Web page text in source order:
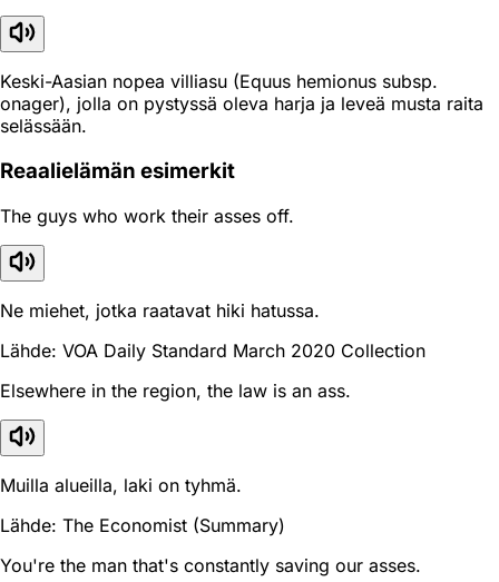
Keski-Aasian nopea villiasu (Equus hemionus subsp.
onager), jolla on pystyssä oleva harja ja leveä musta raita
selässään.
Reaali­elämän esimerkit
The guys who work their asses off.
Ne miehet, jotka raatavat hiki hatussa.
Lähde: VOA Daily Standard March 2020 Collection
Elsewhere in the region, the law is an ass.
Muilla alueilla, laki on tyhmä.
Lähde: The Economist (Summary)
You're the man that's constantly saving our asses.